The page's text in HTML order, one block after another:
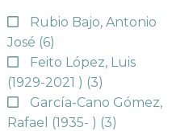
Rubio Bajo, Antonio
José (6)
Feito López, Luis
(1929-2021 ) (3)
García-Cano Gómez,
Rafael (1935- ) (3)